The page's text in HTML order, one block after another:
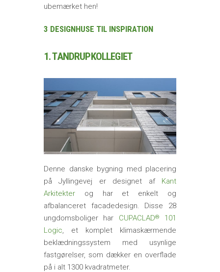
ubemærket hen!
3 DESIGNHUSE TIL INSPIRATION
1. TANDRUPKOLLEGIET
Denne danske bygning med placering
på Jyllingevej er designet af Kant
Arkitekter og har et enkelt og
afbalanceret facadedesign. Disse 28
ungdomsboliger har CUPACLAD®
101
Logic, et komplet klimaskærmende
beklædningssystem med usynlige
fastgørelser, som dækker en overflade
på i alt 1300 kvadratmeter.